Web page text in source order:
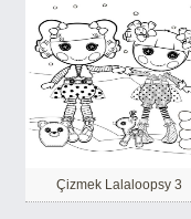
Çizmek Lalaloopsy 3